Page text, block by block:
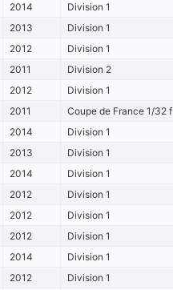
2014 Division 1
2013 Division 1
2012 Division 1
2011 Division 2
2012 Division 1
2011 Coupe de France 1/32 f
2014 Division 1
2013 Division 1
2014 Division 1
2012 Division 1
2012 Division 1
2012 Division 1
2014 Division 1
2012 Division 1